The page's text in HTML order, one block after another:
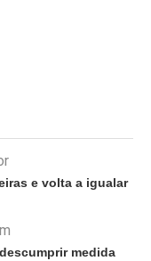
e volta a igualar
medida